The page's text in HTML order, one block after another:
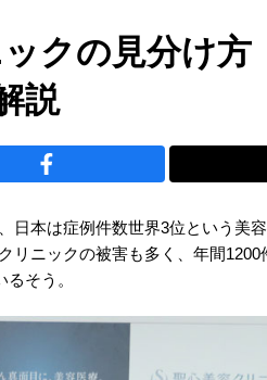
クの見分け方
説
日本は症例件数世界3位という美
リニックの被害も多く、年間
そう。